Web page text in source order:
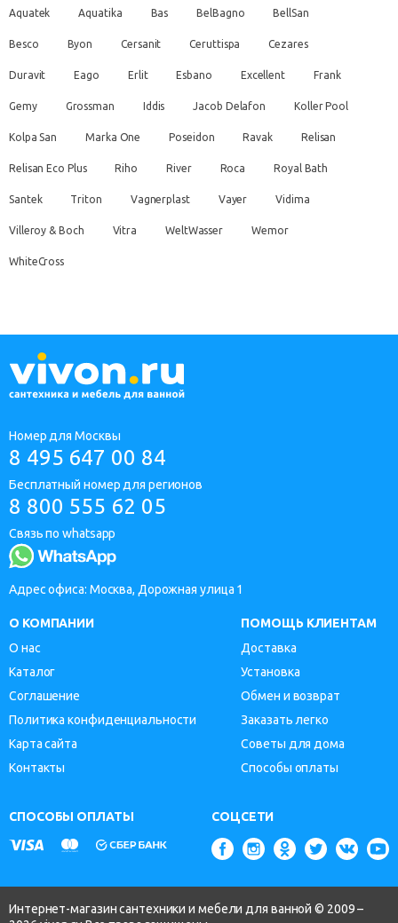
Aquatek Aquatika Bas BelBagno BellSan
Besco Byon Cersanit Ceruttispa Cezares
Duravit Eago Erlit Esbano Excellent Frank
Gemy Grossman Iddis Jacob Delafon Koller Pool
Kolpa San Marka One Poseidon Ravak Relisan
Relisan Eco Plus Riho River Roca Royal Bath
Santek Triton Vagnerplast Vayer Vidima
Villeroy & Boch Vitra WeltWasser Wemor
WhiteCross
Номер для Москвы
8 495 647 00 84
Бесплатный номер для регионов
8 800 555 62 05
Связь по whatsapp
Адрес офиса: Москва, Дорожная улица 1
О КОМПАНИИ
О нас
Каталог
Соглашение
Политика конфиденциальности
Карта сайта
Контакты
ПОМОЩЬ КЛИЕНТАМ
Доставка
Установка
Обмен и возврат
Заказать легко
Советы для дома
Способы оплаты
СПОСОБЫ ОПЛАТЫ СОЦСЕТИ
Интернет-магазин сантехники и мебели для ванной © 2009 –